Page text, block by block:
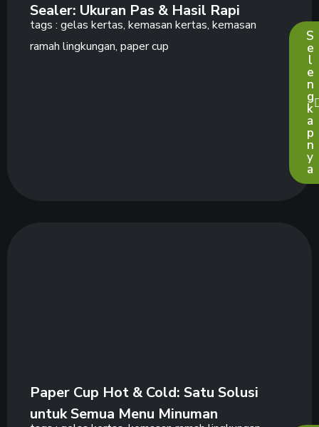
Sealer: Ukuran Pas & Hasil Rapi
tags : gelas kertas, kemasan kertas, kemasan
ramah lingkungan, paper cup
S
e
l
e
n
g
k
a
p
n
y
a
Paper Cup Hot & Cold: Satu Solusi
untuk Semua Menu Minuman